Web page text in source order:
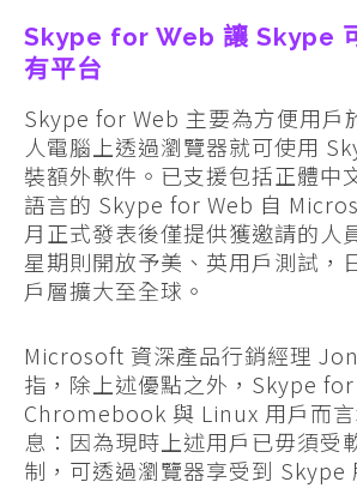
Skype for Web 讓 Skype
有平台
Skype for Web 主要為方便用戶
人電腦上透過瀏覽器就可使用
裝額外軟件。已支援包括正體中
語言的 Skype for Web 自
月正式發表後僅提供獲邀請的人
星期則開放予美、英用戶測試，
戶層擴大至全球。
Microsoft 資深產品行銷經理
指，除上述優點之外，Skype
Chromebook 與 Linux 用戶而
息：因為現時上述用戶已毋須受
制，可透過瀏覽器享受到 Skype